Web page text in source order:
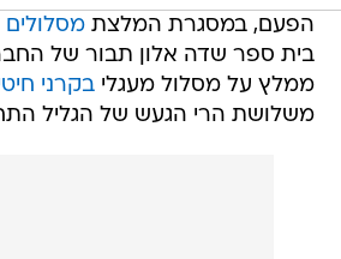
הפעם, במסגרת המלצת
בית ספר שדה אלון תבור של
ממלץ על מסלול מעגליבקרני
משלושת הרי הגעש של הגליל